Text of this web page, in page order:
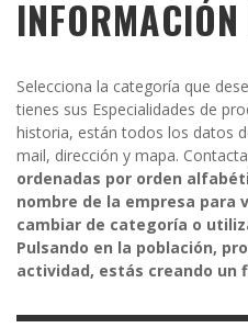
Selecciona la categoría que
tienes sus Especialidades de
historia, están todos los datos
mail, dirección y mapa.
ordenadas por orden
nombre de la empresa para
cambiar de categoría o
Pulsando en la población,
actividad, estás creando un